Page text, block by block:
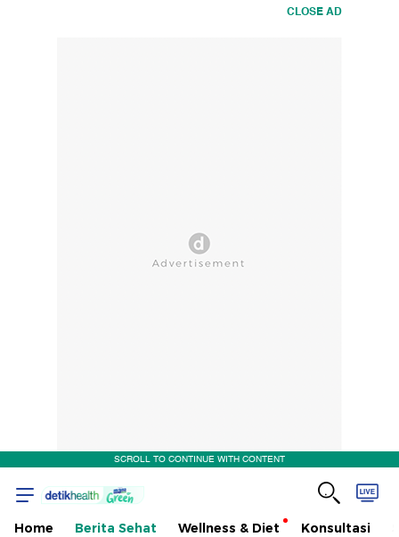
CLOSE AD
SCROLL TO CONTINUE WITH CONTENT
Home Berita Sehat Wellness & Diet Konsultasi